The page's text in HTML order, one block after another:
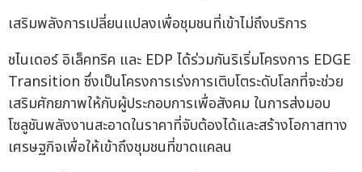
เสริมพลังการเปลี่ยนแปลงเพื่อชุมชนที่เข้าไม่ถึงบริการ
ชไนเดอร์ อิเล็คทริค และ EDP ได้ร่วมกันริเริ่มโครงการ EDGE
Transition ซึ่งเป็นโครงการเร่งการเติบโตระดับโลกที่จะช่วย
เสริมศักยภาพให้กับผู้ประกอบการเพื่อสังคม ในการส่งมอบ
โซลูชันพลังงานสะอาดในราคาที่จับต้องได้และสร้างโอกาสทาง
เศรษฐกิจเพื่อให้เข้าถึงชุมชนที่ขาดแคลน